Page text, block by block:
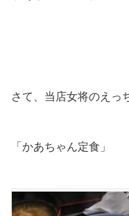
さて、当店女将のえっ
「かあちゃん定食」